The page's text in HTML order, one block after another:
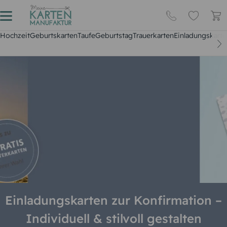
HochzeitGeburtskartenTaufeGeburtstagTrauerkarten
Einladungskarten zur Konfirmation –
Individuell & stilvoll gestalten